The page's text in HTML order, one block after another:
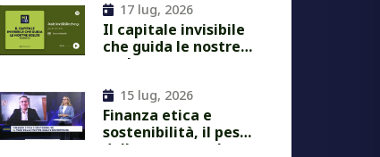
17 lug, 2026
Il capitale invisibile
che guida le nostre
scelte
15 lug, 2026
Finanza etica e
sostenibilità, il peso
delle nostre scelte